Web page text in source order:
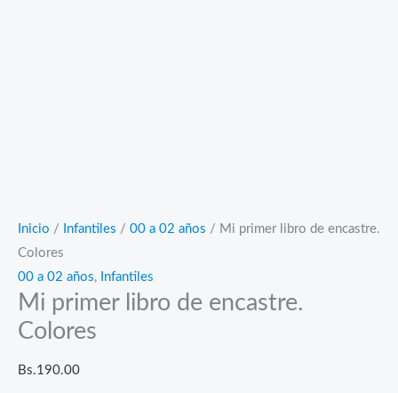
Inicio / Infantiles / 00 a 02 años / Mi primer libro de encastre.
Colores
00 a 02 años, Infantiles
Mi primer libro de encastre.
Colores
Bs.190.00